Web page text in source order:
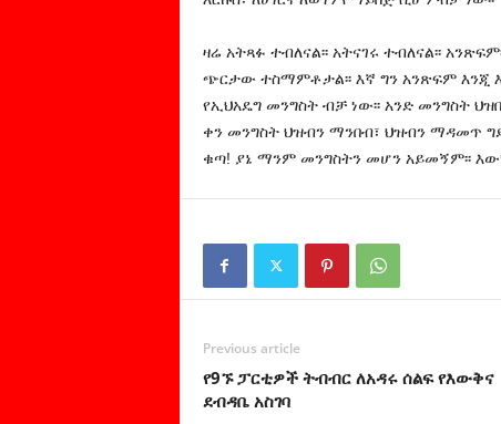
ዛሬ አትጻፉ ተብለናል፡፡ አትናገሩ ተብለናል፡፡
ጭርታው ተስማምቶታል፡፡ እኛ ግን አንጽፍም እንጂ
የኢህአዴግ መንግስት ብቻ ነው፡፡ አንድ መንግስት
ቀን መንግስት ህዝብን ማንበብ፣ ህዝብን ማዳመጥ
ቁጣ! ያኔ ማንም መንግስትን መሆን አይመኝም፡፡
Previous article
የ9ኙ ፓርቲዎች ትብብር ለአዳሩ ሰልፍ የእውቅና
ደብዳቤ አስገባ